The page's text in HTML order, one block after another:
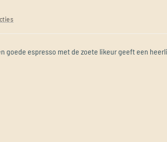
goede espresso met de zoete likeur geeft een